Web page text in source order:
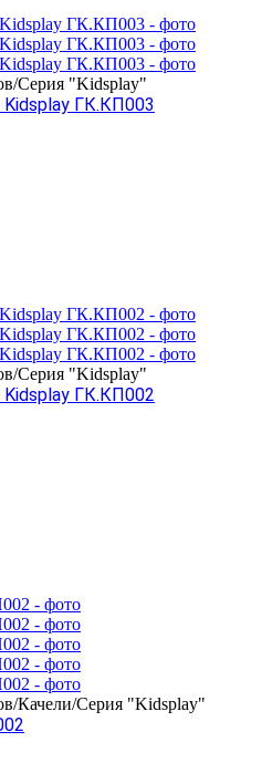
Серия "Kidsplay"
ГК.КП003
Серия "Kidsplay"
ГК.КП002
Качели/Серия "Kidsplay"